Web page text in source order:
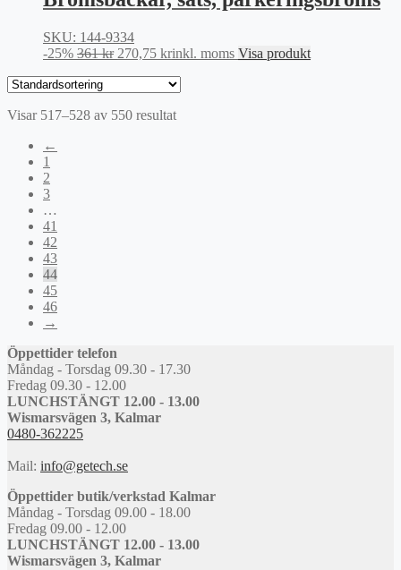
440 kr.330 kr.
SKU: 144-9334
-25% 361kr Det
361 kr.
270,75 krDet
priset
270,75 kr.
inkl. moms Visa produkt
Visar 517–528 av 550 resultat
←
1
2
3
…
41
42
43
44
45
46
→
Öppettider telefon
Måndag - Torsdag 09.30 - 17.30
Fredag 09.30 - 12.00
LUNCHSTÄNGT 12.00 - 13.00
Wismarsvägen 3, Kalmar
0480-362225
Mail: info@getech.se
Öppettider butik/verkstad Kalmar
Måndag - Torsdag 09.00 - 18.00
Fredag 09.00 - 12.00
LUNCHSTÄNGT 12.00 - 13.00
Wismarsvägen 3, Kalmar